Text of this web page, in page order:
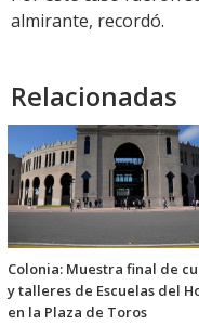
almirante, recordó.
Relacionadas
Colonia: Muestra final de
y talleres de Escuelas del
en la Plaza de Toros